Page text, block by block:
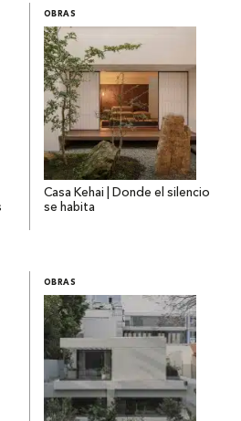
OBRAS
Casa Kehai | Donde el silencio
se habita
OBRAS